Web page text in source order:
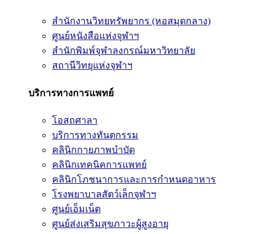
สำนักงานวิทยทรัพยากร (หอสมุดกลาง)
ศูนย์หนังสือแห่งจุฬาฯ
สำนักพิมพ์จุฬาลงกรณ์มหาวิทยาลัย
สถานีวิทยุแห่งจุฬาฯ
บริการทางการแพทย์
โอสถศาลา
บริการทางทันตกรรม
คลินิกกายภาพบำบัด
คลินิกเทคนิคการแพทย์
คลินิกโภชนาการและการกำหนดอาหาร
โรงพยาบาลสัตว์เล็กจุฬาฯ
ศูนย์เอ็มเน็ต
ศูนย์ส่งเสริมสุขภาวะผู้สูงอายุ